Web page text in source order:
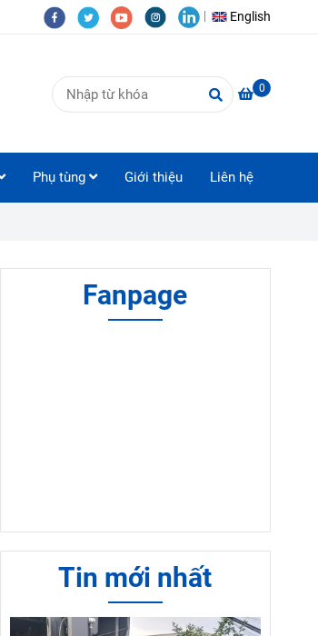
English
0
Phụ tùng Giới thiệu Liên hệ
Fanpage
Tin mới nhất